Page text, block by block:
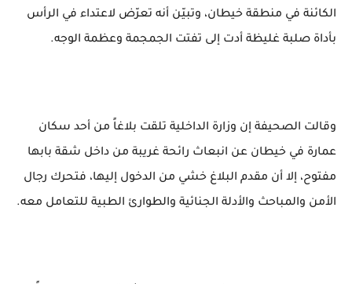
الكائنة في منطقة خيطان، وتبيّن أنه تعرّض لاعتداء في الرأس
بأداة صلبة غليظة أدت إلى تفتت الجمجمة وعظمة الوجه.
وقالت الصحيفة إن وزارة الداخلية تلقت بلاغاً من أحد سكان
عمارة في خيطان عن انبعاث رائحة غريبة من داخل شقة بابها
مفتوح، إلا أن مقدم البلاغ خشي من الدخول إليها، فتحرك رجال
الأمن والمباحث والأدلة الجنائية والطوارئ الطبية للتعامل معه.